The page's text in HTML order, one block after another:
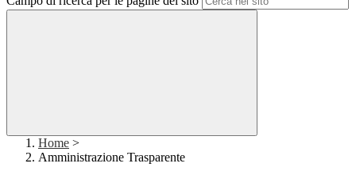
Home >
Amministrazione Trasparente